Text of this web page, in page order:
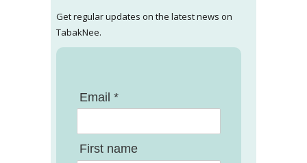
Get regular updates on the latest news on
TabakNee.
Email *
First name